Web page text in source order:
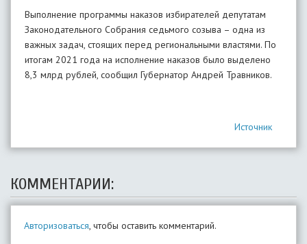
Выполнение программы наказов избирателей депутатам
Законодательного Собрания седьмого созыва – одна из
важных задач, стоящих перед региональными властями. По
итогам 2021 года на исполнение наказов было выделено
8,3 млрд рублей, сообщил Губернатор Андрей Травников.
Источник
КОММЕНТАРИИ:
Авторизоваться, чтобы оставить комментарий.